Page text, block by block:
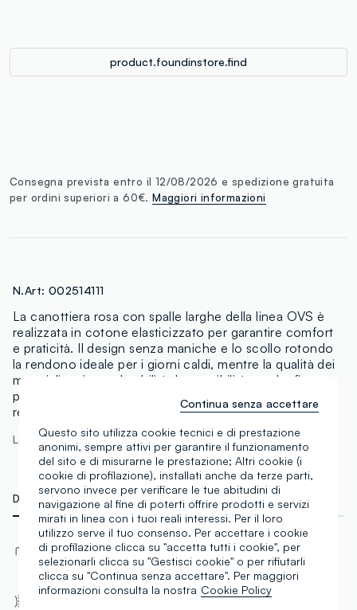
product.foundinstore.find
Consegna prevista entro il 12/08/2026 e spedizione gratuita
per ordini superiori a 60€.Maggiori informazioni
N.Art: 002514111
La canottiera rosa con spalle larghe della linea OVS è
realizzata in cotone elasticizzato per garantire comfort
e praticità. Il design senza maniche e lo scollo rotondo
la rendono ideale per i giorni caldi, mentre la qualità dei
materiali assicura durabilità. La vestibilità regular fit
permette una facile vestizione e movimento,
rendendola perfetta per ogni occasione.
La modella è alta 176 cm ed indossa una S
DETTAGLI TECNICI MATERIALI E FILIERA
Materiale
Cotone
Tessuto
Jersey
Vestibilità
Girocollo
Questo sito utilizza cookie tecnici e di prestazione
anonimi, sempre attivi per garantire il funzionamento
del sito e di misurarne le prestazione; Altri cookie (i
cookie di profilazione), installati anche da terze parti,
servono invece per verificare le tue abitudini di
navigazione al fine di poterti offrire prodotti e servizi
mirati in linea con i tuoi reali interessi. Per il loro
utilizzo serve il tuo consenso. Per accettare i cookie
di profilazione clicca su "accetta tutti i cookie", per
selezionarli clicca su "Gestisci cookie" o per rifiutarli
clicca su "Continua senza accettare". Per maggiori
informazioni consulta la nostra Cookie Policy
Continua senza accettare